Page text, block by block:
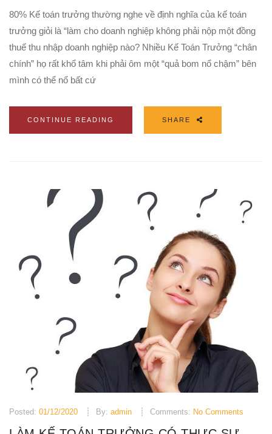
80% Kế toán trưởng thường nghe về định nghĩa của kế toán
trưởng giỏi là “làm cho doanh nghiệp không phải nộp một đồng
thuế thu nhập doanh nghiệp nào? Nhiều Kế Toán Trưởng “chân
chính” họ rất khổ tâm khi phải ôm một “quả bom nổ chậm” bên
mình có thể nổ bất cứ
CONTINUE READING SHARE
Posted: 01/12/2020 By: admin Comments: No Comments